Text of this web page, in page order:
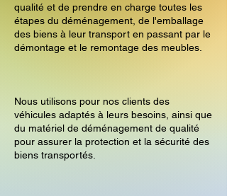
qualité et de prendre en charge toutes les
étapes du déménagement, de l'emballage
des biens à leur transport en passant par le
démontage et le remontage des meubles.
Nous utilisons pour nos clients des
véhicules adaptés à leurs besoins, ainsi que
du matériel de déménagement de qualité
pour assurer la protection et la sécurité des
biens transportés.